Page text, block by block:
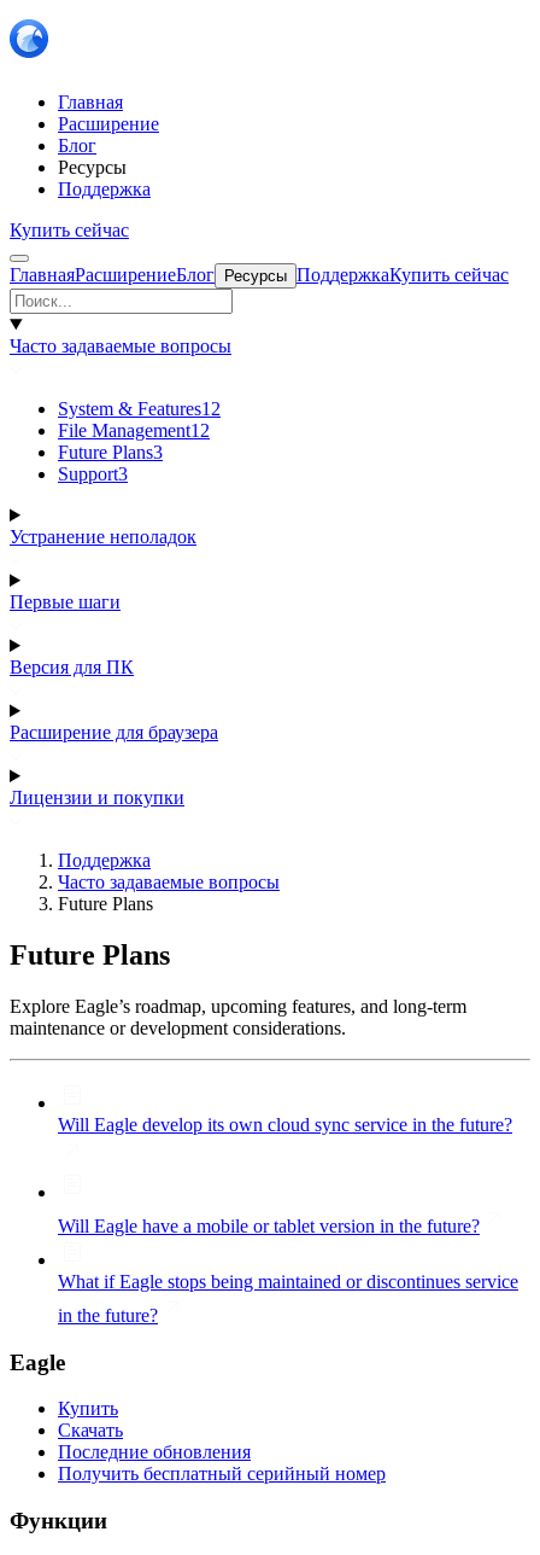
Главная
Расширение
Блог
Ресурсы
Поддержка
Купить сейчас
ГлавнаяРасширениеБлог Ресурсы ПоддержкаКупить сейчас
Часто задаваемые вопросы
System & Features12
File Management12
Future Plans3
Support3
Устранение неполадок
Первые шаги
Версия для ПК
Расширение для браузера
Лицензии и покупки
Поддержка
Часто задаваемые вопросы
Future Plans
Future Plans
Explore Eagle’s roadmap, upcoming features, and long-term
maintenance or development considerations.
Will Eagle develop its own cloud sync service in the future?
Will Eagle have a mobile or tablet version in the future?
What if Eagle stops being maintained or discontinues service
in the future?
Eagle
Купить
Скачать
Последние обновления
Получить бесплатный серийный номер
Функции